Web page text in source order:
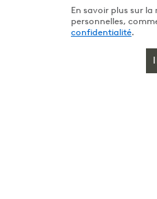
En savoir plus sur
personnelles,
confidentialité.